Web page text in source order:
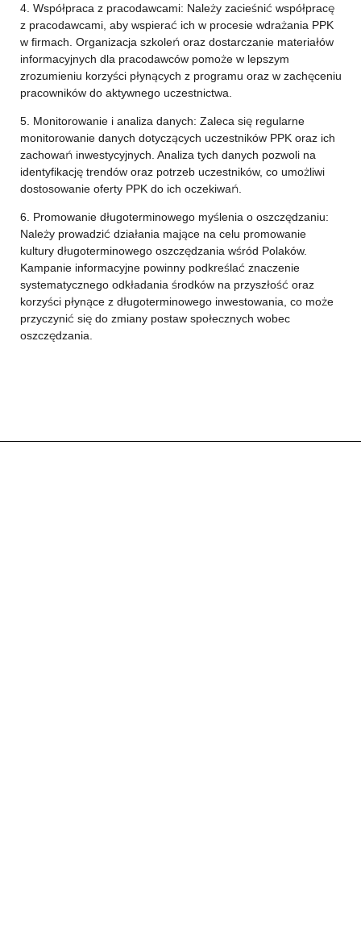
4. Współpraca z pracodawcami: Należy zacieśnić współpracę
z pracodawcami, aby wspierać ich w procesie wdrażania PPK
w firmach. Organizacja szkoleń oraz dostarczanie materiałów
informacyjnych dla pracodawców pomoże w lepszym
zrozumieniu korzyści płynących z programu oraz w zachęceniu
pracowników do aktywnego uczestnictwa.
5. Monitorowanie i analiza danych: Zaleca się regularne
monitorowanie danych dotyczących uczestników PPK oraz ich
zachowań inwestycyjnych. Analiza tych danych pozwoli na
identyfikację trendów oraz potrzeb uczestników, co umożliwi
dostosowanie oferty PPK do ich oczekiwań.
6. Promowanie długoterminowego myślenia o oszczędzaniu:
Należy prowadzić działania mające na celu promowanie
kultury długoterminowego oszczędzania wśród Polaków.
Kampanie informacyjne powinny podkreślać znaczenie
systematycznego odkładania środków na przyszłość oraz
korzyści płynące z długoterminowego inwestowania, co może
przyczynić się do zmiany postaw społecznych wobec
oszczędzania.